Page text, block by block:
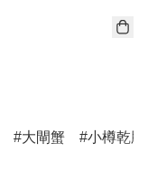
大閘蟹
小樽乾脯